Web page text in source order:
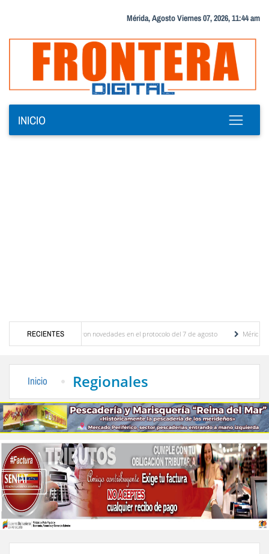
Mérida, Agosto Viernes 07, 2026, 11:44 am
INICIO
RECIENTES
y se conocieron novedades en el protocolo del 7 de agosto
Mérida territorio
Inicio Regionales